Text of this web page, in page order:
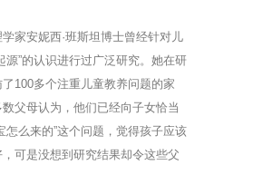
家安妮西·班斯坦博士曾经针对儿
源”的认识进行过广泛研究。她在研
100多个注重儿童教养问题的家
父母认为，他们已经向子女恰当
怎么来的”这个问题，觉得孩子应该
可是没想到研究结果却令这些父